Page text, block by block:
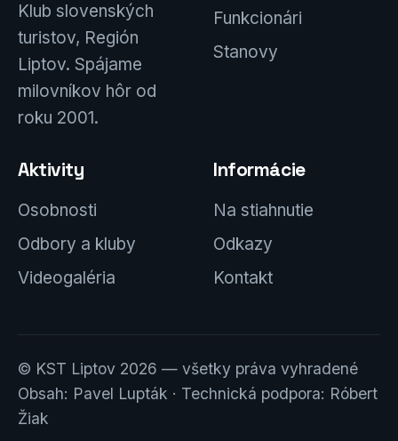
Klub slovenských
turistov, Región
Liptov. Spájame
milovníkov hôr od
roku 2001.
Funkcionári
Stanovy
Aktivity
Osobnosti
Odbory a kluby
Videogaléria
Informácie
Na stiahnutie
Odkazy
Kontakt
© KST Liptov 2026 — všetky práva vyhradené
Obsah: Pavel Lupták · Technická podpora: Róbert
Žiak